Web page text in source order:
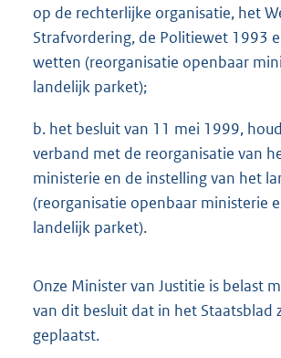
op de rechterlijke organisatie, het
Strafvordering, de Politiewet 1993
wetten (reorganisatie openbaar
landelijk parket);
b. het besluit van 11 mei 1999,
verband met de reorganisatie van
ministerie en de instelling van het
(reorganisatie openbaar ministerie
landelijk parket).
Onze Minister van Justitie is belast
van dit besluit dat in het Staatsblad
geplaatst.